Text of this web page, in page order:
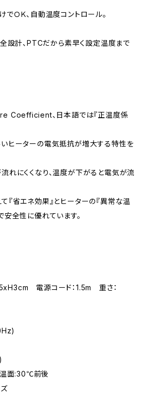
ＯＫ、自動温度コントロール。
設計、PTCだから素早く設定温度まで
Coefficient、日本語では『正温度係
ヒーターの電気抵抗が増大する特性を
れにくくなり、温度が下がると電気が流
『省エネ効果』とヒーターの『異常な温
安全性に優れています。
電源コード：1.5m 重さ：
面:30℃前後